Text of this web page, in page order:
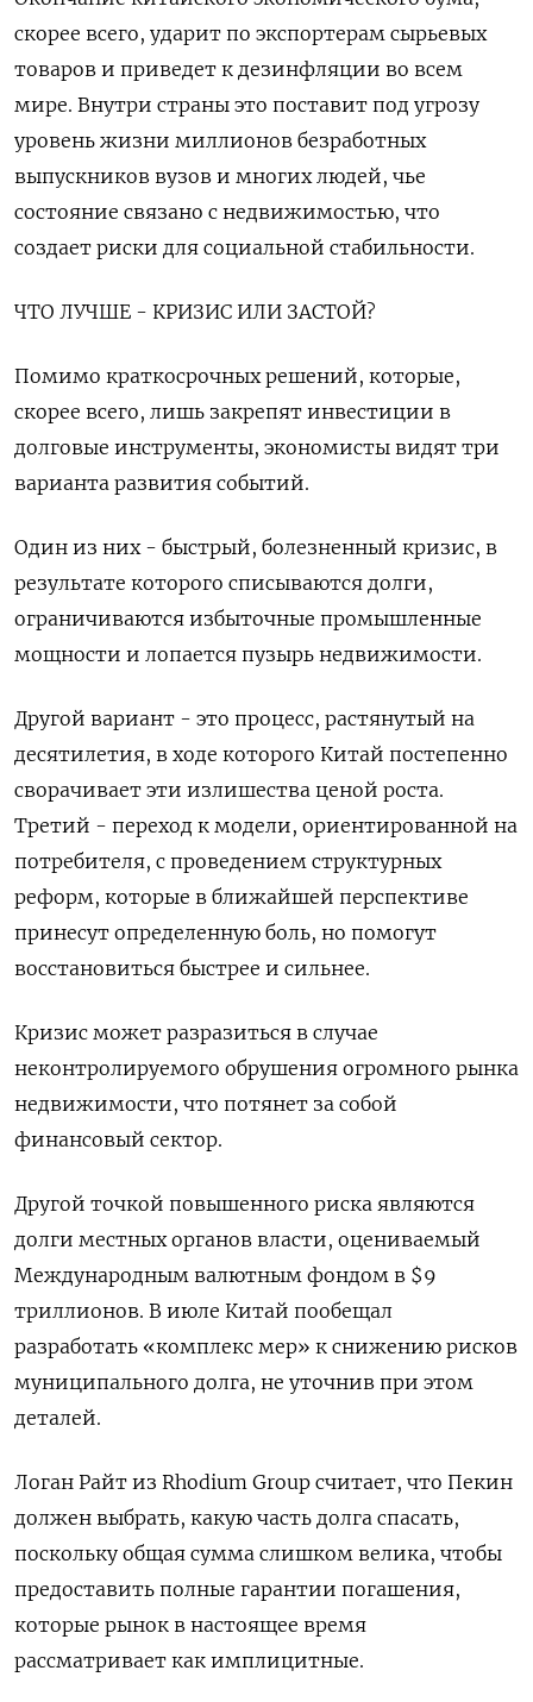
скорее всего, ударит по экспортерам сырьевых
товаров и приведет к дезинфляции во всем
мире. Внутри страны это поставит под угрозу
уровень жизни миллионов безработных
выпускников вузов и многих людей, чье
состояние связано с недвижимостью, что
создает риски для социальной стабильности.
ЧТО ЛУЧШЕ - КРИЗИС ИЛИ ЗАСТОЙ?
Помимо краткосрочных решений, которые,
скорее всего, лишь закрепят инвестиции в
долговые инструменты, экономисты видят три
варианта развития событий.
Один из них - быстрый, болезненный кризис, в
результате которого списываются долги,
ограничиваются избыточные промышленные
мощности и лопается пузырь недвижимости.
Другой вариант - это процесс, растянутый на
десятилетия, в ходе которого Китай постепенно
сворачивает эти излишества ценой роста.
Третий - переход к модели, ориентированной на
потребителя, с проведением структурных
реформ, которые в ближайшей перспективе
принесут определенную боль, но помогут
восстановиться быстрее и сильнее.
Кризис может разразиться в случае
неконтролируемого обрушения огромного рынка
недвижимости, что потянет за собой
финансовый сектор.
Другой точкой повышенного риска являются
долги местных органов власти, оцениваемый
Международным валютным фондом в $9
триллионов. В июле Китай пообещал
разработать «комплекс мер» к снижению рисков
муниципального долга, не уточнив при этом
деталей.
Логан Райт из Rhodium Group считает, что Пекин
должен выбрать, какую часть долга спасать,
поскольку общая сумма слишком велика, чтобы
предоставить полные гарантии погашения,
которые рынок в настоящее время
рассматривает как имплицитные.